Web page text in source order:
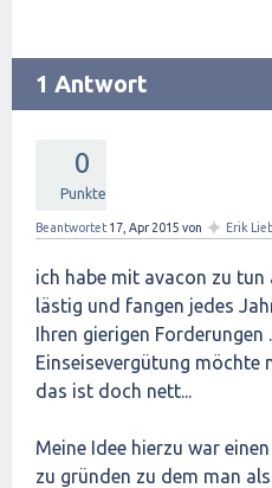
1 Antwort
0
Punkte
Beantwortet 17, Apr 2015 von ✦ Erik
ich habe mit avacon zu tun
lästig und fangen jedes
Ihren gierigen Forderungen
Einseisevergütung möchte
das ist doch nett...
Meine Idee hierzu war
zu gründen zu dem man